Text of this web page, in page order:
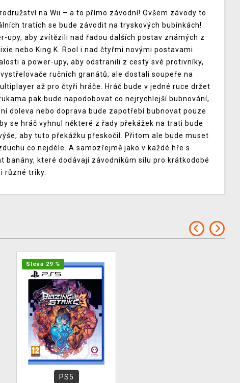
na Wii – a to přímo závodní! Ovšem závody to
tratích se bude závodit na tryskových bubínkách!
upy, aby zvítězili nad řadou dalších postav známých z
nebo King K. Rool i nad čtyřmi novými postavami.
a power-upy, aby odstranili z cesty své protivníky,
ručních granátů, ale dostali soupeře na
až pro čtyři hráče. Hráč bude v jedné ruce držet
pak bude napodobovat co nejrychlejší bubnování,
doleva nebo doprava bude zapotřebí bubnovat pouze
se hráč vyhnul některé z řady překážek na trati bude
aby tuto překážku přeskočil. Přitom ale bude muset
co nejdéle. A samozřejmě jako v každé hře s
banány, které dodávají závodníkům sílu pro krátkodobé
různé triky.
Sleva 29 %
PS5